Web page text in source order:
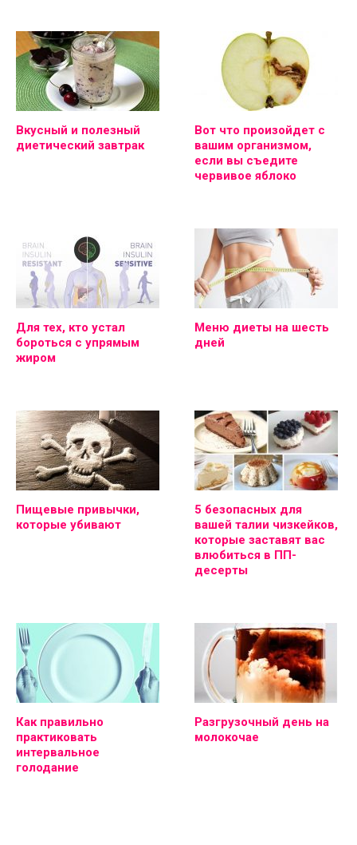
Вкусный и полезный
диетический завтрак
Вот что произойдет с
вашим организмом,
если вы съедите
червивое яблоко
Для тех, кто устал
бороться с упрямым
жиром
Меню диеты на шесть
дней
Пищевые привычки,
которые убивают
5 безопасных для
вашей талии чизкейков,
которые заставят вас
влюбиться в ПП-
десерты
Как правильно
практиковать
интервальное
голодание
Разгрузочный день на
молокочае